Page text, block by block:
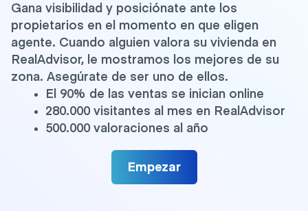
Gana visibilidad y posiciónate ante los
propietarios en el momento en que eligen
agente. Cuando alguien valora su vivienda en
RealAdvisor, le mostramos los mejores de su
zona. Asegúrate de ser uno de ellos.
El 90% de las ventas se inician online
280.000 visitantes al mes en RealAdvisor
500.000 valoraciones al año
Empezar